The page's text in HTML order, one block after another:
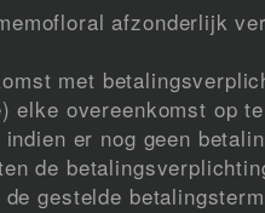
afzonderlijk
met
elke overeenkomst op
er nog geen
de
gestelde